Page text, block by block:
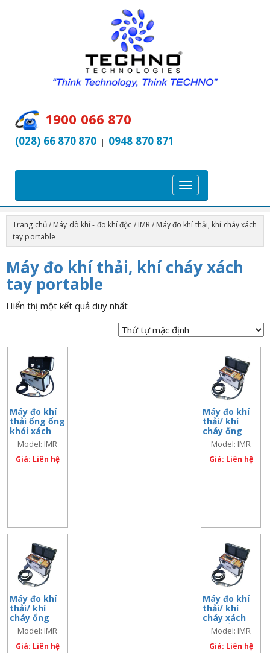
1900 066 870
(028) 66 870 870 | 0948 870 871
T
o
g
l
e
i
g
Trang chủ/ Máy dò khí - đo khí độc / IMR/ Máy đo khí thải, khí cháy xách
tay portable
Máy đo khí thải, khí cháy xách
tay portable
Hiển thị một kết quả duy nhất
Máy đo khí
thải ổng ổng
khói xách
tay hiện
trường –
model: IMR
Model: IMR
2800P
Giá: Liên hệ
Máy đo khí
thải/ khí
cháy ống
khói xách –
model: IMR
1400P/PL/PS
Model: IMR
1400P/PL/PS
Giá: Liên hệ
Máy đo khí
thải/ khí
cháy ổng
khói xách
tay, đo CO2
– model: IMR
Model: IMR
1400IR
Giá: Liên hệ
Máy đo khí
thải/ khí
cháy xách
tay/ Đầu đo
2xCO –
model: IMR
Model: IMR
1400CO
Giá: Liên hệ